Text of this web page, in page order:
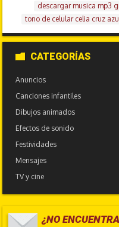
descargar musica mp3
tono de celular celia cruz
CATEGORÍAS
Anuncios
Canciones infantiles
Dibujos animados
Efectos de sonido
Festividades
Mensajes
TV y cine
¿NO